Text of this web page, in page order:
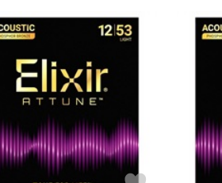
その他楽器
ンラ
品